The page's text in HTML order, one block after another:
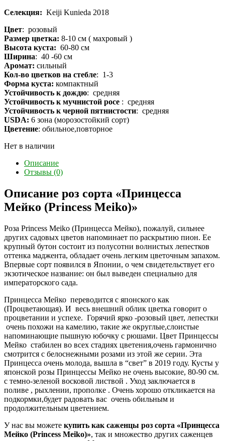
Селекция: Keiji Kunieda 2018
Цвет: розовый
Размер цветка: 8-10 см ( махровый )
Высота куста: 60-80 см
Ширина: 40 -60 см
Аромат: сильный
Кол-во цветков на стебле: 1-3
Форма куста: компактный
Устойчивость к дождю: средняя
Устойчивость к мучнистой росе : средняя
Устойчивость к черной пятнистости: средняя
USDA: 6 зона (морозостойкий сорт)
Цветение: обильное,повторное
Нет в наличии
Описание
Отзывы (0)
Описание роз сорта «Принцесса
Мейко (Princess Meiko)»
Роза Princess Meiko (Принцесса Мейко), пожалуй, сильнее
других садовых цветов напоминает по раскрытию пион. Ее
крупный бутон состоит из полусотни волнистых лепестков
оттенка маджента, обладает очень легким цветочным запахом.
Впервые сорт появился в Японии, о чем свидетельствует его
экзотическое название: он был выведен специально для
императорского сада.
Принцесса Мейко переводится с японского как
(Процветающая). И весь внешний облик цветка говорит о
процветании и успехе. Горячий ярко -розовый цвет, лепестки
очень похожи на камелию, такие же округлые,слоистые
напоминающие пышную юбочку с рюшами. Цвет Принцессы
Мейко стабилен во всех стадиях цветения,очень гармонично
смотрится с белоснежными розами из этой же серии. Эта
Принцесса очень молода, вышла в “свет” в 2019 году. Кусты у
японской розы Принцессы Мейко не очень высокие, 80-90 см.
с темно-зеленой восковой листвой . Уход заключается в
поливе , рыхлении, прополке . Очень хорошо откликается на
подкормки,будет радовать вас очень обильным и
продолжительным цветением.
У нас вы можете купить как саженцы роз сорта «Принцесса
Мейко (Princess Meiko)», так и множество других саженцев